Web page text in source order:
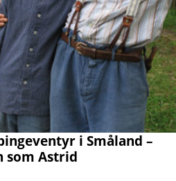
i Småland –
som Astrid